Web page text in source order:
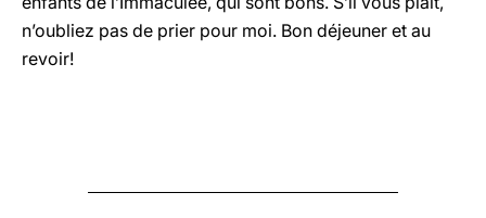
n’oubliez pas de prier pour moi. Bon déjeuner et au
revoir!